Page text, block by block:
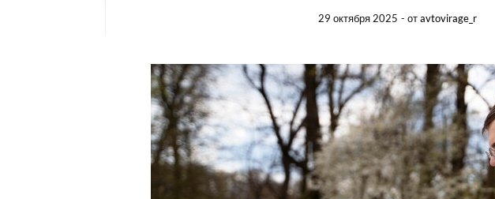
29 октября 2025 - отavtovirage_r